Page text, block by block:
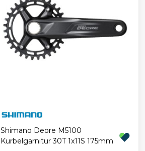
Shimano Deore M5100
Kurbelgarnitur 30T 1x11S 175mm